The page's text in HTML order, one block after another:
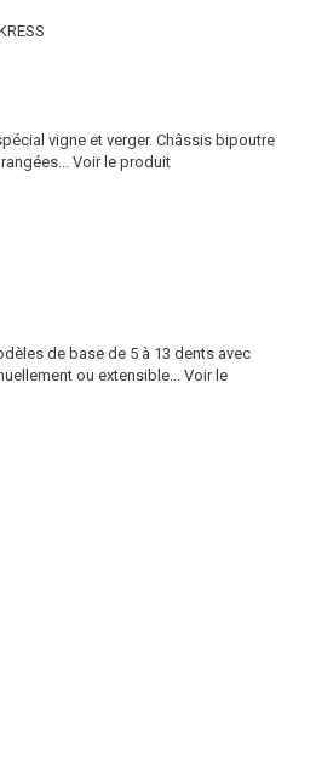
vigne et verger. Châssis bipoutre
Voir le produit
de base de 5 à 13 dents avec
ou extensible... Voir le